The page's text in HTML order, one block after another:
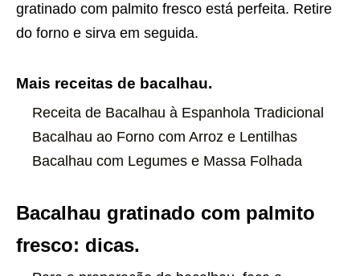
gratinado com palmito fresco está perfeita. Retire
do forno e sirva em seguida.
Mais receitas de bacalhau.
Receita de Bacalhau à Espanhola Tradicional
Bacalhau ao Forno com Arroz e Lentilhas
Bacalhau com Legumes e Massa Folhada
Bacalhau gratinado com palmito
fresco: dicas.